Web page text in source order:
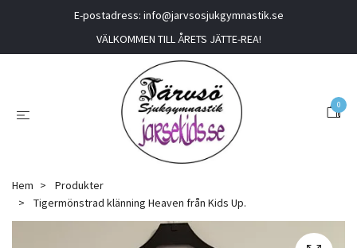
E-postadress: info@jarvsosjukgymnastik.se
VÄLKOMMEN TILL ÅRETS JÄTTE-REA!
0
Hem
Produkter
Tigermönstrad klänning Heaven från Kids Up.